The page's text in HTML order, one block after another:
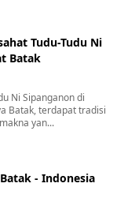
Tudu-Tudu Ni
Batak
Ni Sipanganon di
Batak, terdapat tradisi
yan...
- Indonesia